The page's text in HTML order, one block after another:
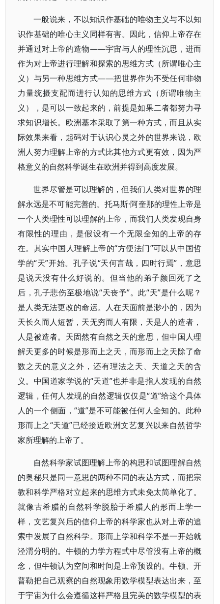
一般说来，不以知识作基础的唯物主义与不以知
识作基础的唯心主义同样有害。因此，信仰上帝存在
并通过对上帝的造物——宇宙与人的理性沉思，进而
作为对上帝进行理解和探索的思维方式（所谓唯心主
义）与另一种思维方式——把世界作为不受任何非物
力量统摄支配而进行认知的思维方式（所谓唯物主
义），是可以一致起来的，前提是如果二者都努力寻
求知识增长。欧洲基本采取了第一种方式，而且从实
际效果来看，起码对于认识心灵之外的世界来说，欧
洲人努力理解上帝的方式比其他方式更有效，因为严
格意义的自然科学诞生在欧洲并得到高度发展。
世界尽管是可以理解的，但我们人类对世界的理
解永远是不可能完善的。托马斯·阿奎那的理性上帝是
一个人类理性可以理解的上帝，而我们人类发现自身
有限性的理由，是假设有一个无限全知的上帝的存
在。其实中国人理解上帝的“方便法门”可以从中国哲
学的“天”开始。孔子说“天何言哉，四时行焉”，意思
是说天没有什么好说的。但当他的弟子颜回死了之
后，孔子悲伤至极地说“天丧予”。此“天”是什么呢？
是人类无法更改的命运。人在天面前是渺小的，因为
天长久而人短暂，天无穷而人有限，天是人的造者，
人是被造者。天固然有自然之天的意思，但中国人理
解天更多的时候是形而上之天，而形而上之天除了命
数之天的意义之外，还有理法之天、天道之天的含
义。中国道家学说的“天道”也并非是指人发现的自然
逻辑，任何人发现的自然逻辑仅仅是“道”给这个具体
人的一个侧面，“道”是不可能被任何人全知的。此种
形而上之“天道”已经接近欧洲文艺复兴以来自然哲学
家所理解的上帝了。
自然科学家试图理解上帝的构思和试图理解自然
的奥秘只是同一意思的两种不同的表达方式，而把宗
教和科学严格对立起来的思维方式未免太简单化了。
就像古希腊的自然科学脱胎于希腊人的形而上学一
样，文艺复兴后的信仰上帝的科学家也从对上帝的追
索中发展了自然科学。形而上学和科学不是一开始就
泾渭分明的。牛顿的力学方程式中尽管没有上帝的概
念，但牛顿认为空间和时间是上帝预设的。牛顿、开
普勒把自己观察的自然现象用数学模型表达出来，至
于宇宙为什么会遵循这样严格且完美的数学模型的表